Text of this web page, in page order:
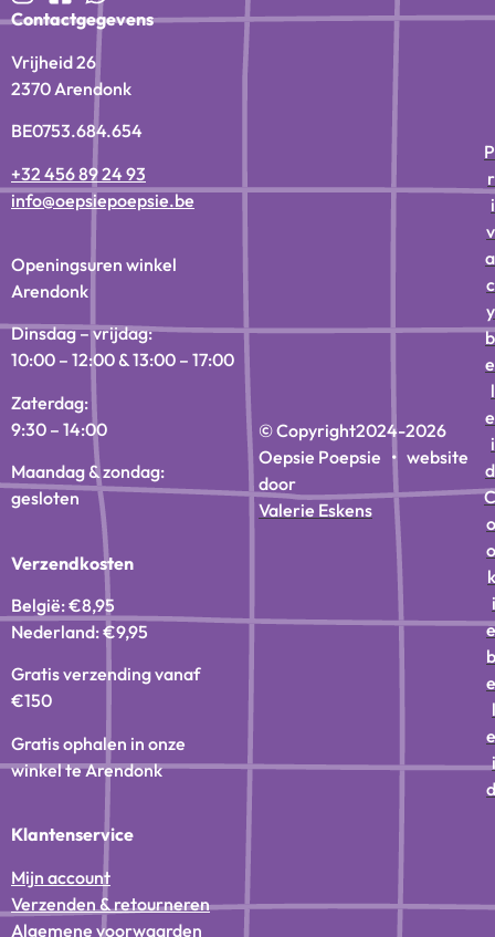
Contactgegevens
Vrijheid 26
2370 Arendonk
BE0753.684.654
+32 456 89 24 93
info@oepsiepoepsie.be
Openingsuren winkel
Arendonk
Dinsdag – vrijdag:
10:00 – 12:00 & 13:00 – 17:00
Zaterdag:
9:30 – 14:00
Maandag & zondag:
gesloten
Verzendkosten
België: €8,95
Nederland: €9,95
Gratis verzending vanaf
€150
Gratis ophalen in onze
winkel te Arendonk
Klantenservice
Mijn account
Verzenden & retourneren
Algemene voorwaarden
© Copyright2024-2026
Oepsie Poepsie • website
door
Valerie Eskens
P
r
i
v
a
c
y
b
e
l
e
i
d
C
o
o
k
i
e
b
e
l
e
i
d